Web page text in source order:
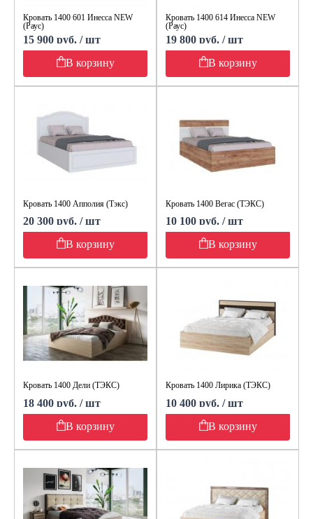
Кровать 1400 601 Инесса NEW
(Раус)
15 900 руб. / шт
В корзину
Кровать 1400 614 Инесса NEW
(Раус)
19 800 руб. / шт
В корзину
Кровать 1400 Апполия (Тэкс)
20 300 руб. / шт
В корзину
Кровать 1400 Вегас (ТЭКС)
10 100 руб. / шт
В корзину
Кровать 1400 Дели (ТЭКС)
18 400 руб. / шт
В корзину
Кровать 1400 Лирика (ТЭКС)
10 400 руб. / шт
В корзину